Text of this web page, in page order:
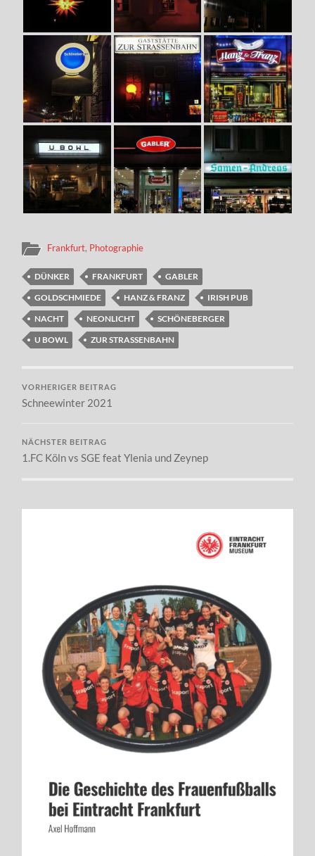
Frankfurt, Photographie
DÜNKER FRANKFURT
GABLER
GOLDSCHMIEDE
HANZ & FRANZ
IRISH PUB
NACHT
NEONLICHT
SCHÖNEBERGER
U BOWL
ZUR STRASSENBAHN
VORHERIGER BEITRAG
Schneewinter 2021
NÄCHSTER BEITRAG
1.FC Köln vs SGE feat Ylenia und Zeynep